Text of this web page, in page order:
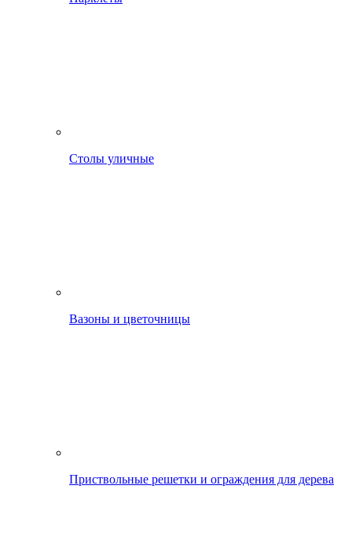
Столы уличные
Вазоны и цветочницы
Приствольные решетки и ограждения для дерева